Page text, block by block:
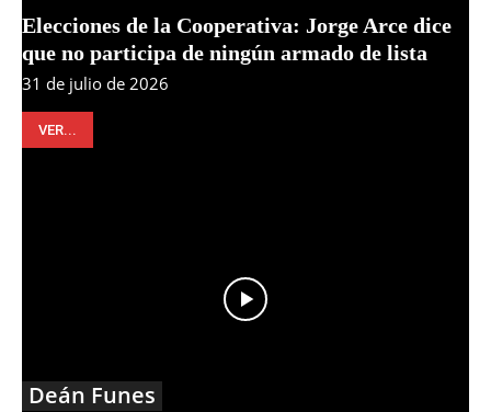
Elecciones de la Cooperativa: Jorge Arce dice
que no participa de ningún armado de lista
31 de julio de 2026
VER...
Deán Funes